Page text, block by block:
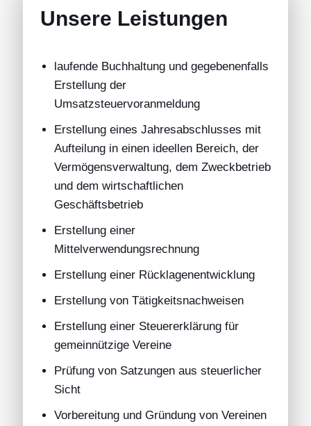
Unsere Leistungen
laufende Buchhaltung und gegebenenfalls
Erstellung der
Umsatzsteuervoranmeldung
Erstellung eines Jahresabschlusses mit
Aufteilung in einen ideellen Bereich, der
Vermögensverwaltung, dem Zweckbetrieb
und dem wirtschaftlichen
Geschäftsbetrieb
Erstellung einer
Mittelverwendungsrechnung
Erstellung einer Rücklagenentwicklung
Erstellung von Tätigkeitsnachweisen
Erstellung einer Steuererklärung für
gemeinnützige Vereine
Prüfung von Satzungen aus steuerlicher
Sicht
Vorbereitung und Gründung von Vereinen